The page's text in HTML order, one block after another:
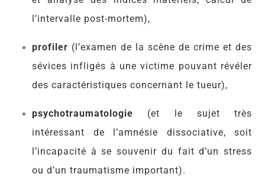
l’intervalle post-mortem),
profiler (l’examen de la scène de crime et des
sévices infligés à une victime pouvant révéler
des caractéristiques concernant le tueur),
psychotraumatologie (et le sujet très
intéressant de l’amnésie dissociative, soit
l’incapacité à se souvenir du fait d’un stress
ou d’un traumatisme important).